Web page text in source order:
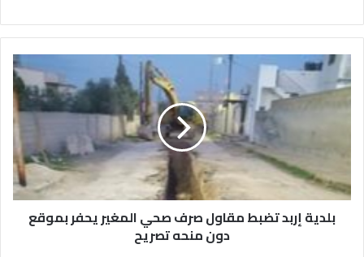
بلدية
إربد
تضبط
مقاول
صرف
يحفر
بموقع
دونبلدية إربد تضبط مقاول صرف صحي المغير يحفر بموقع
دون منحه تصريح